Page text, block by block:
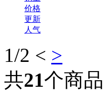
价格
更新
人气
1/2 < >
共21个商品